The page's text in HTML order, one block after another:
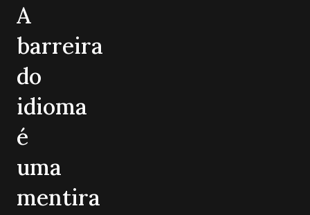
A
barreira
do
idioma
é
uma
mentira